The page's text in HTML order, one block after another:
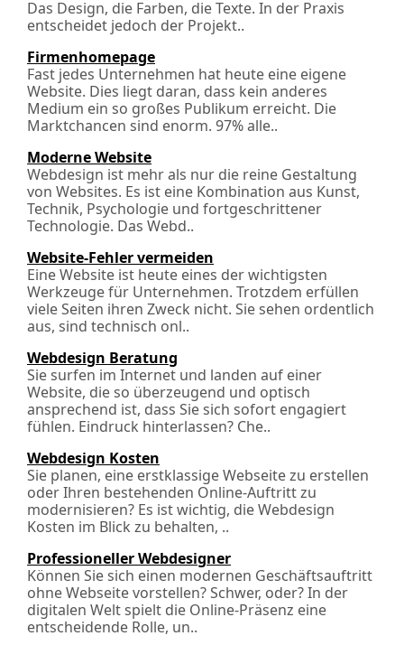
Das Design, die Farben, die Texte. In der Praxis
entscheidet jedoch der Projekt..
Firmenhomepage
Fast jedes Unternehmen hat heute eine eigene
Website. Dies liegt daran, dass kein anderes
Medium ein so großes Publikum erreicht. Die
Marktchancen sind enorm. 97% alle..
Moderne Website
Webdesign ist mehr als nur die reine Gestaltung
von Websites. Es ist eine Kombination aus Kunst,
Technik, Psychologie und fortgeschrittener
Technologie. Das Webd..
Website-Fehler vermeiden
Eine Website ist heute eines der wichtigsten
Werkzeuge für Unternehmen. Trotzdem erfüllen
viele Seiten ihren Zweck nicht. Sie sehen ordentlich
aus, sind technisch onl..
Webdesign Beratung
Sie surfen im Internet und landen auf einer
Website, die so überzeugend und optisch
ansprechend ist, dass Sie sich sofort engagiert
fühlen. Eindruck hinterlassen? Che..
Webdesign Kosten
Sie planen, eine erstklassige Webseite zu erstellen
oder Ihren bestehenden Online-Auftritt zu
modernisieren? Es ist wichtig, die Webdesign
Kosten im Blick zu behalten, ..
Professioneller Webdesigner
Können Sie sich einen modernen Geschäftsauftritt
ohne Webseite vorstellen? Schwer, oder? In der
digitalen Welt spielt die Online-Präsenz eine
entscheidende Rolle, un..